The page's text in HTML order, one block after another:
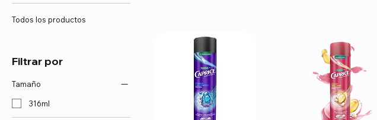
Todos los productos
Filtrar por
Tamaño
316ml